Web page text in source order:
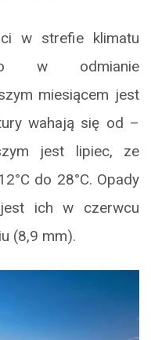
w strefie klimatu
w odmianie
miesiącem jest
wahają się od –
jest lipiec, ze
do 28°C. Opady
ich w czerwcu
(8,9 mm).